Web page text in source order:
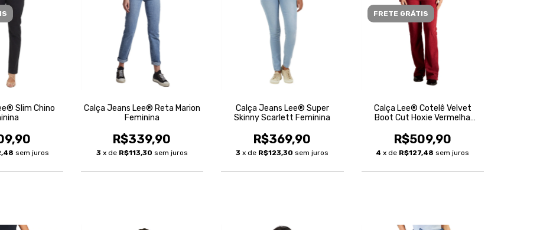
Slim Chino
sem juros
Calça Jeans Lee® Reta Marion
Feminina
R$339,90
3 x de R$113,30 sem juros
Calça Jeans Lee® Super
Skinny Scarlett Feminina
R$369,90
3 x de R$123,30 sem juros
FRETE GRÁTIS
Calça Lee® Cotelê Velvet
Boot Cut Hoxie Vermelha
R$509,90
4 x de R$127,48 sem juros